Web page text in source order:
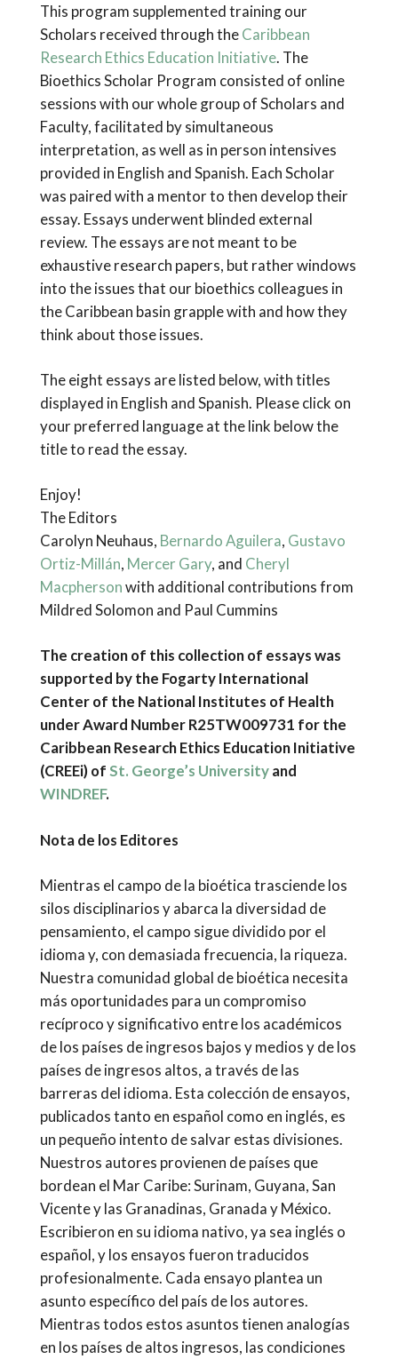
This program supplemented training our
Scholars received through theCaribbean
Research Ethics Education Initiative. The
Bioethics Scholar Program consisted of online
sessions with our whole group of Scholars and
Faculty, facilitated by simultaneous
interpretation, as well as in person intensives
provided in English and Spanish. Each Scholar
was paired with a mentor to then develop their
essay. Essays underwent blinded external
review. The essays are not meant to be
exhaustive research papers, but rather windows
into the issues that our bioethics colleagues in
the Caribbean basin grapple with and how they
think about those issues.
The eight essays are listed below, with titles
displayed in English and Spanish. Please click on
your preferred language at the link below the
title to read the essay.
Enjoy!
The Editors
Carolyn Neuhaus, Bernardo Aguilera, Gustavo
Ortiz-Millán, Mercer Gary, and Cheryl
Macphersonwith additional contributions from
Mildred Solomon and Paul Cummins
The creation of this collection of essays was
supported by the Fogarty International
Center of the National Institutes of Health
under Award Number R25TW009731 for the
Caribbean Research Ethics Education Initiative
(CREEi) ofSt. George’s Universityand
WINDREF.
Nota de los Editores
Mientras el campo de la bioética trasciende los
silos disciplinarios y abarca la diversidad de
pensamiento, el campo sigue dividido por el
idioma y, con demasiada frecuencia, la riqueza.
Nuestra comunidad global de bioética necesita
más oportunidades para un compromiso
recíproco y significativo entre los académicos
de los países de ingresos bajos y medios y de los
países de ingresos altos, a través de las
barreras del idioma. Esta colección de ensayos,
publicados tanto en español como en inglés, es
un pequeño intento de salvar estas divisiones.
Nuestros autores provienen de países que
bordean el Mar Caribe: Surinam, Guyana, San
Vicente y las Granadinas, Granada y México.
Escribieron en su idioma nativo, ya sea inglés o
español, y los ensayos fueron traducidos
profesionalmente. Cada ensayo plantea un
asunto específico del país de los autores.
Mientras todos estos asuntos tienen analogías
en los países de altos ingresos, las condiciones